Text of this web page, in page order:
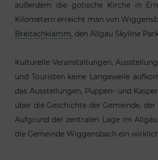
außerdem die gotische Kirche in
Kilometern erreicht man von
Breitachklamm, den Allgäu Skyline
Kulturelle Veranstaltungen,
und Touristen keine Langeweile
das Ausstellungen, Puppen- und
über die Geschichte der Gemeinde,
Aufgrund der zentralen Lage im
die Gemeinde Wiggensbach ein